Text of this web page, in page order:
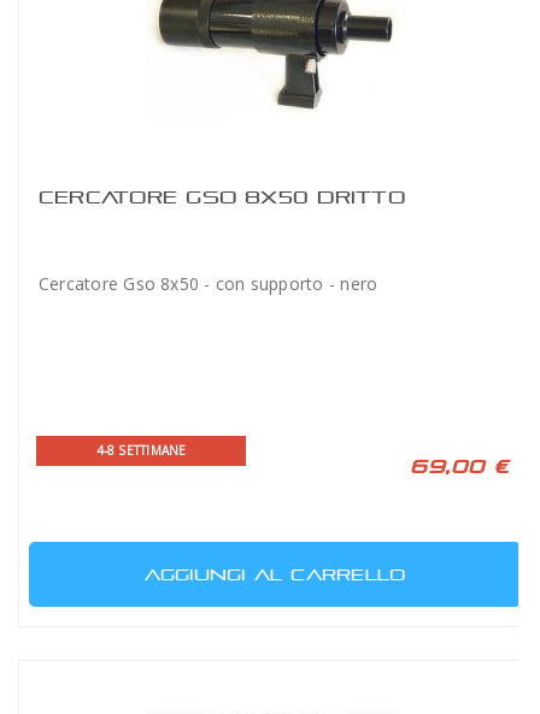
CERCATORE GSO 8X50 DRITTO
Cercatore Gso 8x50 - con supporto - nero
4-8 SETTIMANE
69,00 €
AGGIUNGI AL CARRELLO